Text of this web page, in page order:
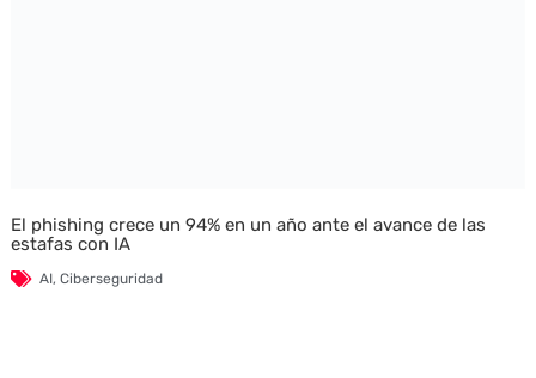
El phishing crece un 94% en un año ante el avance de las
estafas con IA
AI, Ciberseguridad